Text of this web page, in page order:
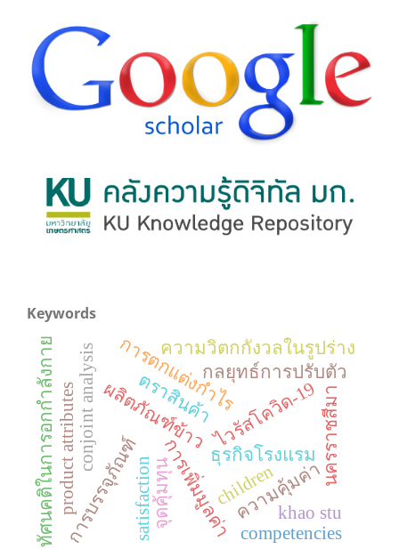
Keywords
ไวรัสโควิด-19
ผลิตภัณฑ์ข้าว
การเพิ่มมูลค่า
การบรรจุภัณฑ์
ตราสินค้า
ธุรกิจโรงแรม
กลยุทธ์การปรับตัว
ความวิตกกังวลในรูปร่าง
ทัศนคติในการอกกำลังกาย จุดคุ้มทุน ความคุ้มค่า
นครราชสีมา
satisfaction competencies
product attributesconjoint analysis
children
การตกแต่งกำไร
khao stu